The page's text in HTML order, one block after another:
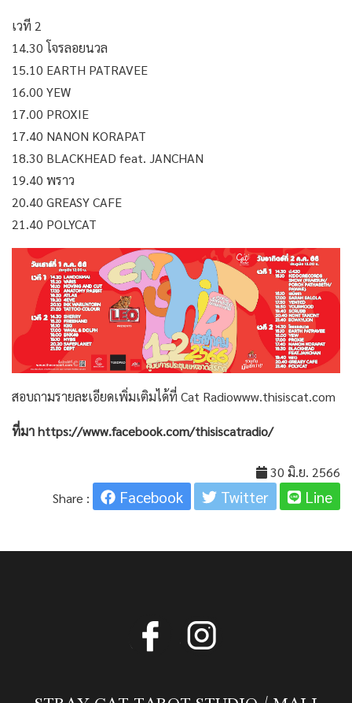
เวที 2
14.30 โจรลอยนวล
15.10 EARTH PATRAVEE
16.00 YEW
17.00 PROXIE
17.40 NANON KORAPAT
18.30 BLACKHEAD feat. JANCHAN
19.40 พราว
20.40 GREASY CAFE
21.40 POLYCAT
สอบถามรายละเอียดเพิ่มเติมได้ที่ Cat Radiowww.thisiscat.com
ที่มาhttps://www.facebook.com/thisiscatradio/
30 มิ.ย. 2566
Share :
Facebook Twitter Line